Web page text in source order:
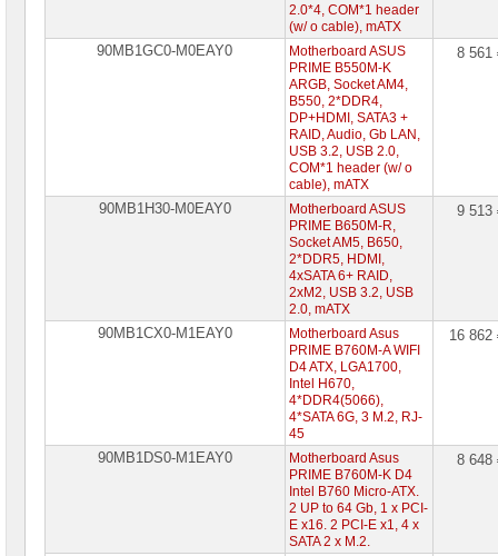
2.0*4, COM*1 header
(w/ o cable), mATX
90MB1GC0-M0EAY0
Motherboard ASUS
PRIME B550M-K
ARGB, Socket AM4,
B550, 2*DDR4,
DP+HDMI, SATA3 +
RAID, Audio, Gb LAN,
USB 3.2, USB 2.0,
COM*1 header (w/ o
cable), mATX
8
90MB1H30-M0EAY0
Motherboard ASUS
PRIME B650M-R,
Socket AM5, B650,
2*DDR5, HDMI,
4xSATA 6+ RAID,
2xM2, USB 3.2, USB
2.0, mATX
9
90MB1CX0-M1EAY0
Motherboard Asus
PRIME B760M-A WIFI
D4 ATX, LGA1700,
Intel H670,
4*DDR4(5066),
4*SATA 6G, 3 M.2, RJ-
45
16
90MB1DS0-M1EAY0
Motherboard Asus
PRIME B760M-K D4
Intel B760 Micro-ATX.
2 UP to 64 Gb, 1 х PCI-
E x16. 2 PCI-E x1, 4 х
SATA 2 х M.2.
8